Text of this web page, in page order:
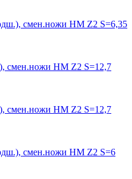
смен.ножи HM Z2 S=6,35
смен.ножи HM Z2 S=12,7
смен.ножи HM Z2 S=12,7
смен.ножи HM Z2 S=6